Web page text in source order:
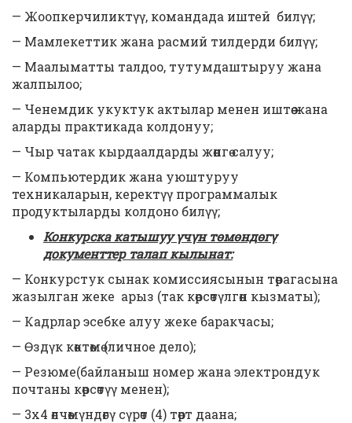
— Жоопкерчиликтүү, командада иштей билүү;
— Мамлекеттик жана расмий тилдерди билүү;
— Маалыматты талдоо, тутумдаштыруу жана
жалпылоо;
— Ченемдик укуктук актылар менен иштөө жана
аларды практикада колдонуу;
— Чыр чатак кырдаалдарды жөнгө салуу;
— Компьютердик жана уюштуруу
техникаларын, керектүү программалык
продуктыларды колдоно билүү;
Конкурска катышууүчүн төмөндөгү
документтер талап кылынат:
— Конкурстук сынак комиссиясынын төрагасына
жазылган жеке арыз (так көрсөтүлгөн кызматы);
— Кадрлар эсебке алуу жеке баракчасы;
— Өздүк көктөмө (личное дело);
— Резюме(байланыш номер жана электрондук
почтаны көрсөтүү менен);
— 3х4 өлчөмүндөгү сүрөт (4) төрт даана;